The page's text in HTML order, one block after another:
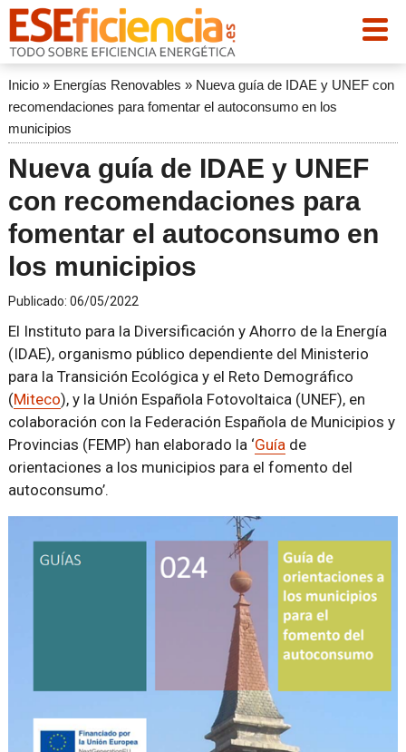
Inicio» Energías Renovables » Nueva guía de IDAE y UNEF con
recomendaciones para fomentar el autoconsumo en los
municipios
Nueva guía de IDAE y UNEF
con recomendaciones para
fomentar el autoconsumo en
los municipios
Publicado: 06/05/2022
El Instituto para la Diversificación y Ahorro de la Energía
(IDAE), organismo público dependiente del Ministerio
para la Transición Ecológica y el Reto Demográfico
(Miteco), y la Unión Española Fotovoltaica (UNEF), en
colaboración con la Federación Española de Municipios y
Provincias (FEMP) han elaborado la ‘Guíade
orientaciones a los municipios para el fomento del
autoconsumo’.